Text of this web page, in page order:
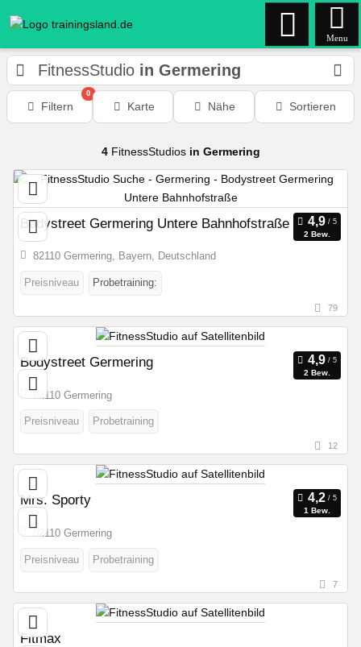
Menu
FitnessStudio in Germering
Filtern
0
Karte Nähe Sortieren
4FitnessStudios in Germering
Bodystreet Germering Untere Bahnhofstraße
2 Bew.
82110 Germering, Bayern, Deutschland
Preisniveau Probetraining:
79
Bodystreet Germering
2 Bew.
82110 Germering
Preisniveau Probetraining
12
Mrs. Sporty
1 Bew.
82110 Germering
Preisniveau Probetraining
7
Fitmax